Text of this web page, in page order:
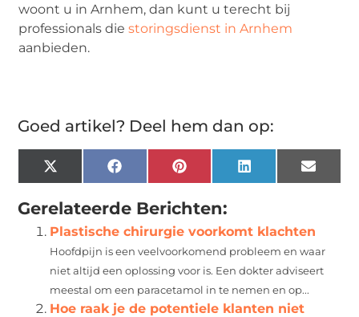
woont u in Arnhem, dan kunt u terecht bij
professionals diestoringsdienst in Arnhem
aanbieden.
Goed artikel? Deel hem dan op:
X
(Twitter)
FacebookPinterest LinkedIn Email
Gerelateerde Berichten:
Plastische chirurgie voorkomt klachten
Hoofdpijn is een veelvoorkomend probleem en waar
niet altijd een oplossing voor is. Een dokter adviseert
meestal om een paracetamol in te nemen en op...
Hoe raak je de potentiele klanten niet